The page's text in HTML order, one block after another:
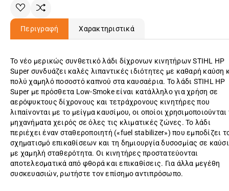
Περιγραφή Χαρακτηριστικά
Το νέο μερικώς συνθετικό λάδι δίχρονων κινητήρων STIHL HP
Super συνδυάζει καλές λιπαντικές ιδιότητες με καθαρή καύση
πολύ χαμηλό ποσοστό καπνού στα καυσαέρια. Το λάδι STIHL HP
Super με πρόσθετα Low-Smoke είναι κατάλληλο για χρήση σε
αερόψυκτους δίχρονους και τετράχρονους κινητήρες που
λιπαίνονται με το μείγμα καυσίμου, οι οποίοι χρησιμοποιούνται
μηχανήματα χειρός σε όλες τις κλιματικές ζώνες. Το λάδι
περιέχει έναν σταθεροποιητή («fuel stabilizer») που εμποδίζει
σχηματισμό επικαθίσεων και τη δημιουργία δυσοσμίας σε
με χαμηλή σταθερότητα. Οι κινητήρες προστατεύονται
αποτελεσματικά από φθορά και επικαθίσεις. Για άλλα μεγέθη
συσκευασιών, ρωτήστε τον επίσημο αντιπρόσωπο.